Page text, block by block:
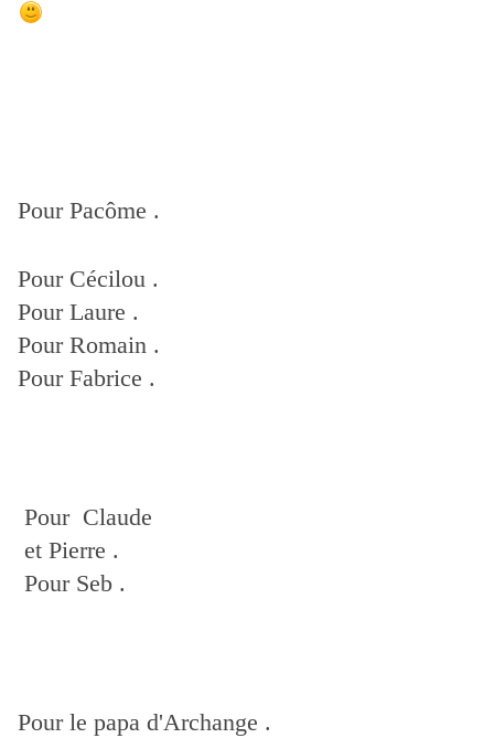
Pour Pacôme .
Pour Cécilou .
Pour Laure .
Pour Romain .
Pour Fabrice .
Pour Claude
et Pierre .
Pour Seb .
Pour le papa d'Archange .